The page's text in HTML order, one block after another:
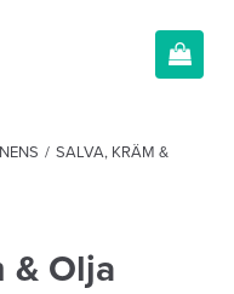
/ SALVA, KRÄM &
& Olja